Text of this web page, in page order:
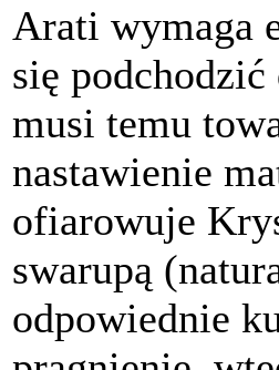
Arati wymaga
się
musi temu
nastawienie
ofiarowuje
swarupą
odpowiednie